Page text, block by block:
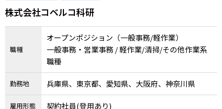
株式会社コベルコ科研
職種
オープンポジション（一般事務/軽作業）
一般事務・営業事務 / 軽作業/清掃/その他作業系
職種
勤務地 兵庫県、東京都、愛知県、大阪府、神奈川県
雇用形態 契約社員(登用あり)